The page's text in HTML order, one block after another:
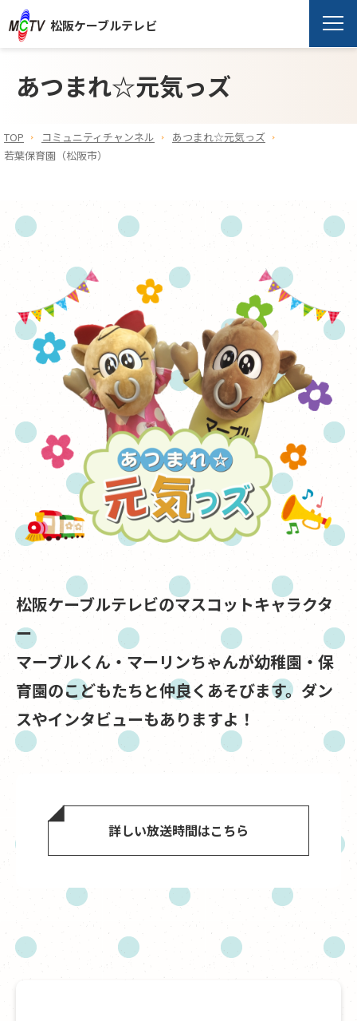
松阪ケーブルテレビ
あつまれ☆元気っズ
TOP コミュニティチャンネル
あつまれ☆元気っズ
若葉保育園（松阪市）
松阪ケーブルテレビのマスコットキャラクタ
ー
マーブルくん・マーリンちゃんが幼稚園・保
育園のこどもたちと仲良くあそびます。ダン
スやインタビューもありますよ！
詳しい放送時間はこちら